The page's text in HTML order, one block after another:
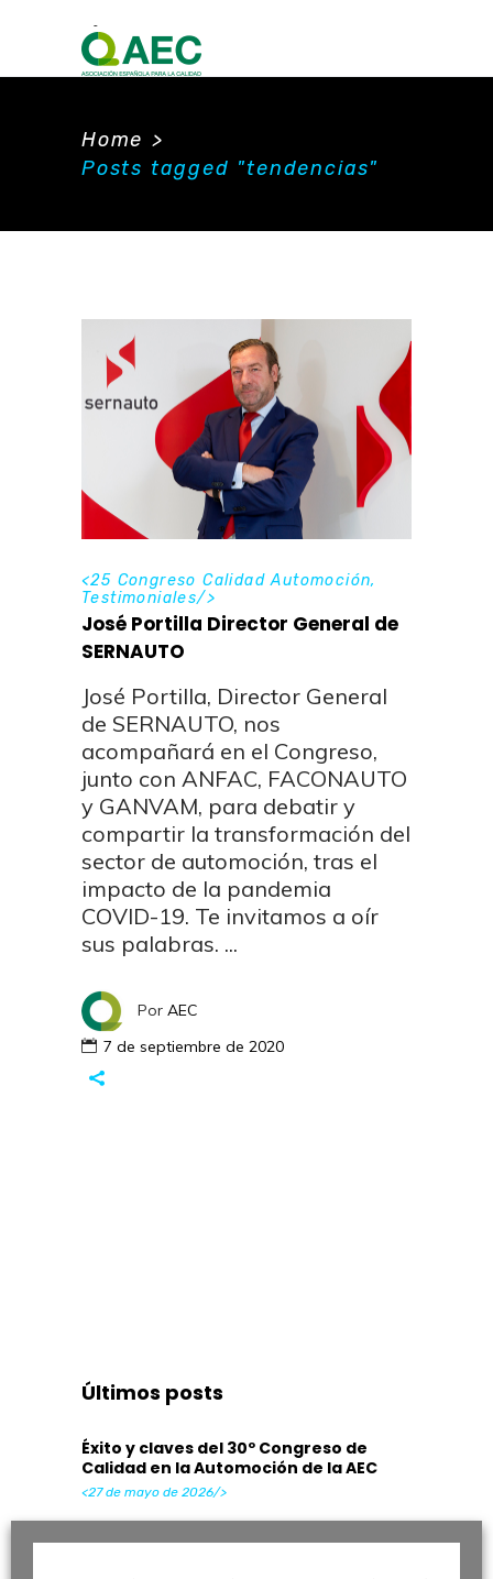
Home >
Posts tagged "tendencias"
<25 Congreso Calidad Automoción,
Testimoniales/>
José Portilla Director General de
SERNAUTO
José Portilla, Director General
de SERNAUTO, nos
acompañará en el Congreso,
junto con ANFAC, FACONAUTO
y GANVAM, para debatir y
compartir la transformación del
sector de automoción, tras el
impacto de la pandemia
COVID-19. Te invitamos a oír
sus palabras.
Por AEC
7 de septiembre de 2020
Últimos posts
Éxito y claves del 30º Congreso de
Calidad en la Automoción de la AEC
<27 de mayo de 2026/>
El factor humano en el sector